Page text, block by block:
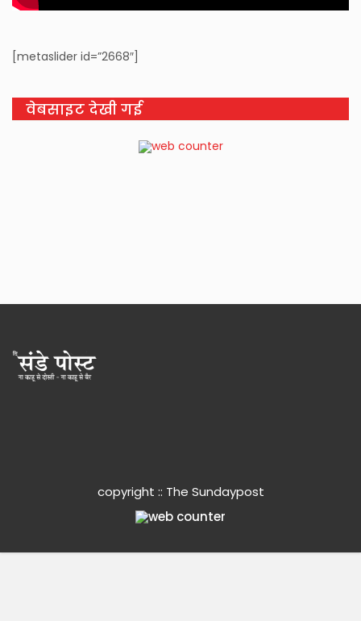
[metaslider id=”2668″]
वेबसाइट देखी गई
copyright :: The Sundaypost